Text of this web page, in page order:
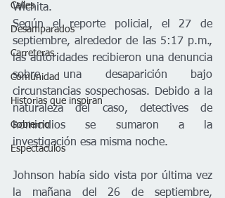
Calles
Desamparados
Carreteras
Comunidad
Historias que inspiran
Gobierno
Espectáculos
Wichita.
Según el reporte policial, el 27 de
septiembre, alrededor de las 5:17 p.m.,
las autoridades recibieron una denuncia
sobre una desaparición bajo
circunstancias sospechosas. Debido a la
naturaleza del caso, detectives de
homicidios se sumaron a la
investigación esa misma noche.
Johnson había sido vista por última vez
la mañana del 26 de septiembre,